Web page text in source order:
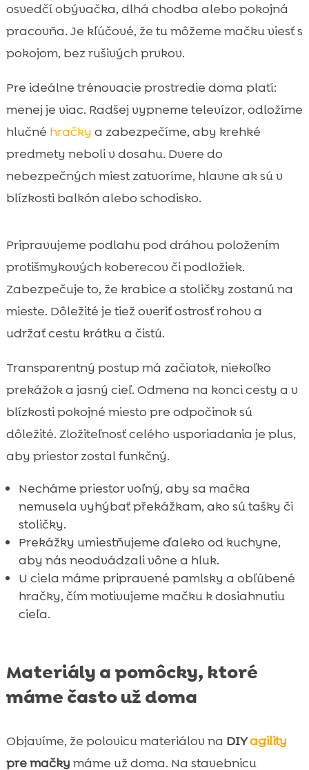
osvedčí obývačka, dlhá chodba alebo pokojná
pracovňa. Je kľúčové, že tu môžeme mačku viesť s
pokojom, bez rušivých prvkov.
Pre ideálne trénovacie prostredie doma platí:
menej je viac. Radšej vypneme televízor, odložíme
hlučné hračky a zabezpečíme, aby krehké
predmety neboli v dosahu. Dvere do
nebezpečných miest zatvoríme, hlavne ak sú v
blízkosti balkón alebo schodisko.
Pripravujeme podlahu pod dráhou položením
protišmykových koberecov či podložiek.
Zabezpečuje to, že krabice a stoličky zostanú na
mieste. Dôležité je tiež overiť ostrosť rohov a
udržať cestu krátku a čistú.
Transparentný postup má začiatok, niekoľko
prekážok a jasný cieľ. Odmena na konci cesty a v
blízkosti pokojné miesto pre odpočinok sú
dôležité. Zložiteľnosť celého usporiadania je plus,
aby priestor zostal funkčný.
Necháme priestor voľný, aby sa mačka
nemusela vyhýbať překážkam, ako sú tašky či
stoličky.
Prekážky umiestňujeme ďaleko od kuchyne,
aby nás neodvádzali vône a hluk.
U ciela máme pripravené pamlsky a obľúbené
hračky, čím motivujeme mačku k dosiahnutiu
cieľa.
Materiály a pomôcky, ktoré
máme často už doma
Objavíme, že polovicu materiálov na DIYagility
pre mačky máme už doma. Na stavebnicu